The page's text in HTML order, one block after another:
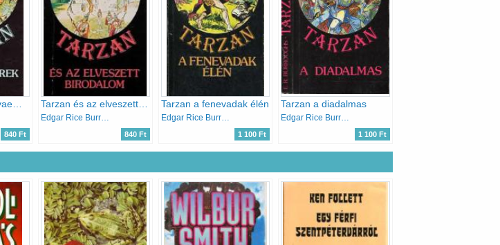
840 Ft
Tarzan és az elveszett birodalom
Edgar Rice Burroughs
840 Ft
Tarzan a fenevadak élén
Edgar Rice Burroughs
1 100 Ft
Tarzan a diadalmas
Edgar Rice Burroughs
1 100 Ft